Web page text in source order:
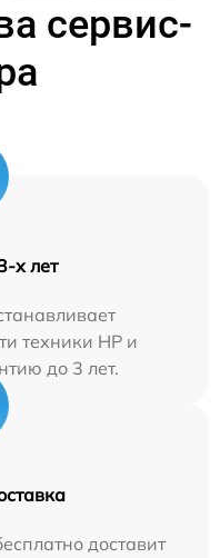
сервис-
х лет
техники HP и
до 3 лет.
доставит